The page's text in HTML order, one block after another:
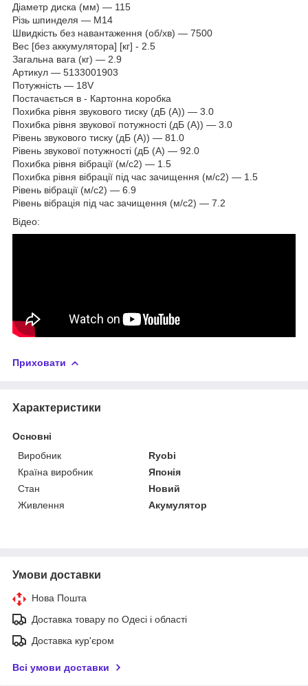
Діаметр диска (мм) — 115
Різь шпинделя — M14
Швидкість без навантаження (об/хв) — 7500
Вес [без аккумулятора] [кг] - 2.5
Загальна вага (кг) — 2.9
Артикул — 5133001903
Потужність — 18V
Постачається в - Картонна коробка
Похибка рівня звукового тиску (дБ (А)) — 3.0
Похибка рівня звукової потужності (дБ (А)) — 3.0
Рівень звукового тиску (дБ (А)) — 81.0
Рівень звукової потужності (дБ (А) — 92.0
Похибка рівня вібрації (м/с2) — 1.5
Похибка рівня вібрації під час зачищення (м/с2) — 1.5
Рівень вібрації (м/с2) — 6.9
Рівень вібрація під час зачищення (м/с2) — 7.2
Відео:
Приховати
Характеристики
Основні
Виробник
Ryobi
Країна виробник
Японія
Стан
Новий
Живлення
Акумулятор
Умови доставки
Нова Пошта
Доставка товару по Одесі і області
Доставка кур'єром
Всі умови доставки